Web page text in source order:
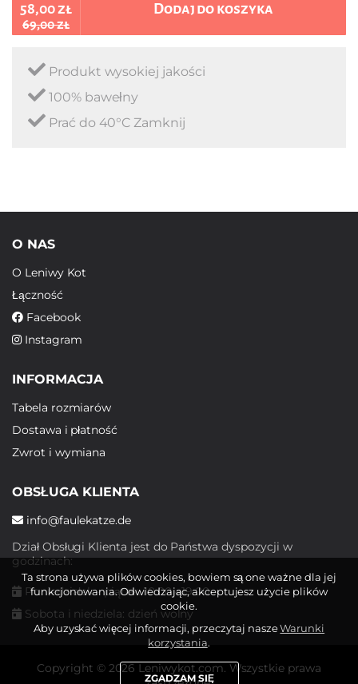
58,00 zł
69,00 zł
Dodaj do koszyka
Produkt wysokiej jakości
100% bawełny
Prać do 40°C Zamknij
O NAS
O Leniwy Kot
Łączność
Facebook
Instagram
INFORMACJA
Tabela rozmiarów
Dostawa i płatność
Zwrot i wymiana
OBSŁUGA KLIENTA
info@faulekatze.de
Dział Obsługi Klienta jest do Państwa dyspozycji w
godzinach:
Poniedziałek - piątek: 10:00 - 19:00
Sobota i niedziela: dzień wolny
Copyright © 2026 Leniwykot.com. Wszystkie prawa
Ta strona używa plików cookies, bowiem są one ważne dla jej
funkcjonowania. Odwiedzając, akceptujesz użycie plików
cookie.
Aby uzyskać więcej informacji, przeczytaj naszeWarunki
korzystania.
ZGADZAM SIĘ